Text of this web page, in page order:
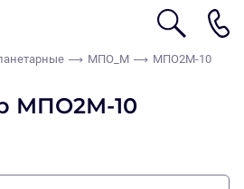
МПО_М МПО2М-10
МПО2М-10